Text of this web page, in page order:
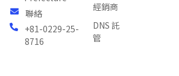
聯絡
+81-0229-25-
8716
經銷商
DNS 託
管